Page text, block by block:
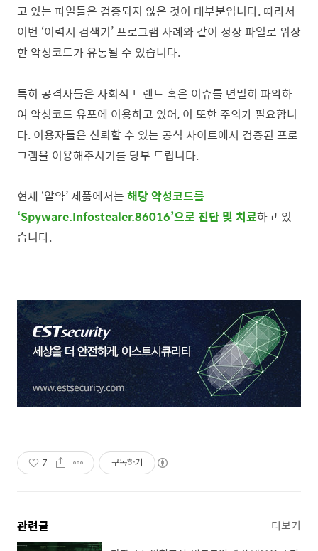
고 있는 파일들은 검증되지 않은 것이 대부분입니다. 따라서
이번 ‘이력서 검색기’ 프로그램 사례와 같이 정상 파일로 위장
한 악성코드가 유통될 수 있습니다.
특히 공격자들은 사회적 트렌드 혹은 이슈를 면밀히 파악하
여 악성코드 유포에 이용하고 있어, 이 또한 주의가 필요합니
다. 이용자들은 신뢰할 수 있는 공식 사이트에서 검증된 프로
그램을 이용해주시기를 당부 드립니다.
현재 ‘알약’ 제품에서는 해당 악성코드를
‘Spyware.Infostealer.86016’으로 진단 및 치료하고 있
습니다.
7 구독하기
관련글 더보기